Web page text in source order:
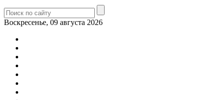
Воскресенье, 09 августа 2026